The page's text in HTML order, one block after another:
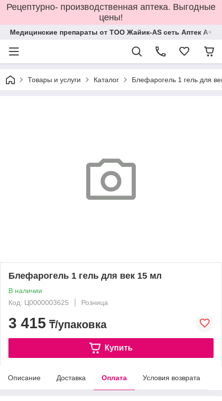
Рецептурно- производственная аптека. Выгодные
цены!
Медицинские препараты от ТОО Жайик-AS сеть Аптек А+
Товары и услуги Каталог Блефарогель 1 гель для
Блефарогель 1 гель для век 15 мл
В наличии
Код: Ц0000003625
Розница
3 415 ₸/упаковка
Купить
Описание Доставка Оплата Условия возврата